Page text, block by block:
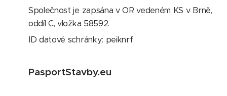
Společnost je zapsána v OR vedeném KS v Brně,
oddíl C, vložka 58592.
ID datové schránky: peiknrf
PasportStavby.eu